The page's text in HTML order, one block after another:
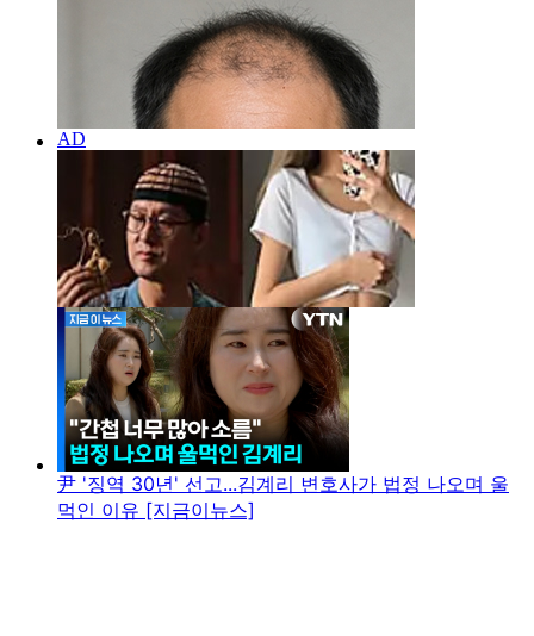
尹 '징역 30년' 선고...김계리 변호사가 법정 나오며 울
먹인 이유 [지금이뉴스]